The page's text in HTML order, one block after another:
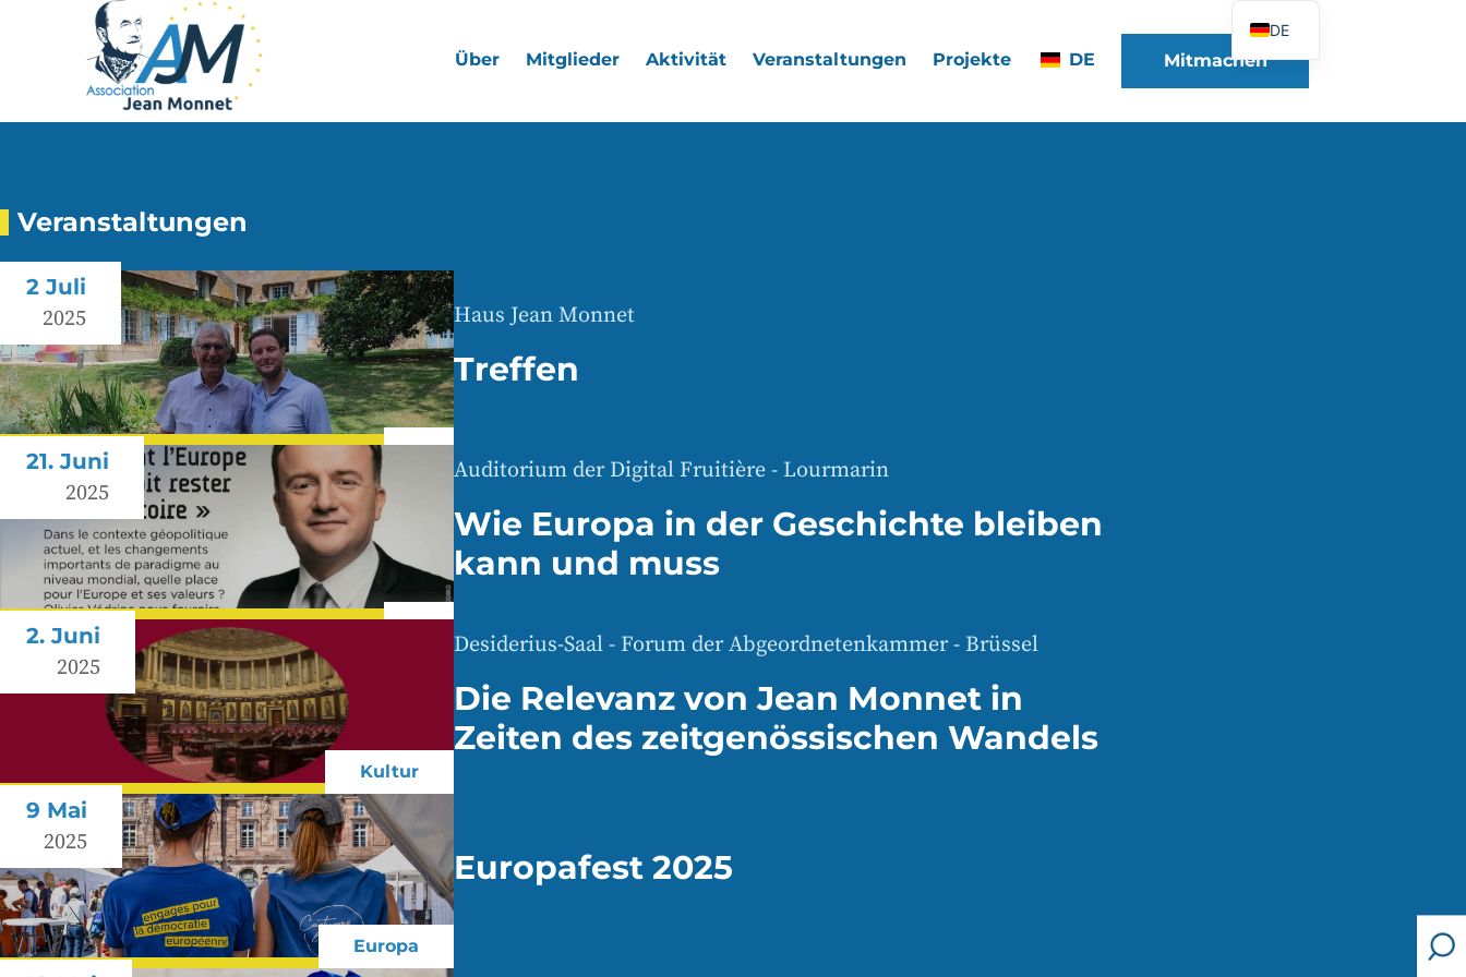
Über Mitglieder Aktivität Veranstaltungen Projekte DE Mitmachen
Veranstaltungen
2 Juli
2025 Haus Jean Monnet
Treffen
21. Juni
2025
Auditorium der Digital Fruitière - Lourmarin
Wie Europa in der Geschichte bleiben
kann und muss
2. Juni
2025
Kultur
Desiderius-Saal - Forum der Abgeordnetenkammer - Brüssel
Die Relevanz von Jean Monnet in
Zeiten des zeitgenössischen Wandels
9 Mai
2025
Europa
Europafest 2025
DE
FR